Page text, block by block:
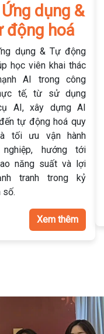
dụng &
động hoá
dụng & Tự động
học viên khai thác
AI trong công
tế, từ sử dụng
AI, xây dựng AI
tự động hoá quy
tối ưu vận hành
nghiệp, hướng tới
năng suất và lợi
tranh trong kỷ
số.
Xem thêm